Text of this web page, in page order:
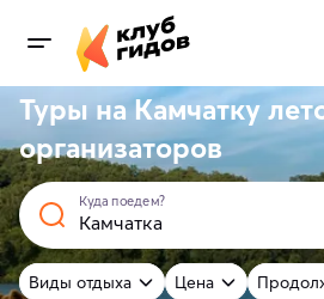
Туры на Камчатку
организаторов
Куда поедем?
Виды отдыха Цена